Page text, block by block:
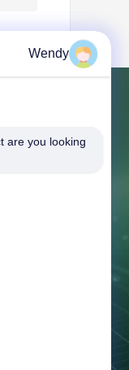
Wendy
are you looking